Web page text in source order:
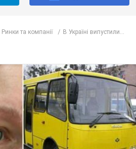
Ринки та компанії В Україні випустили...